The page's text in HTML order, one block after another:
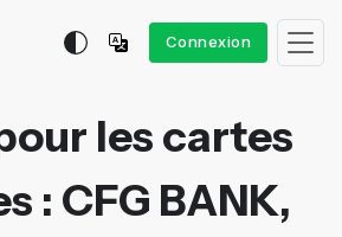
Connexion
les cartes
: CFG BANK,